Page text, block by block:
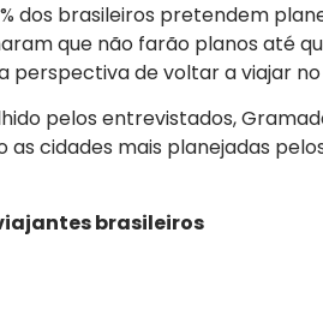
dos brasileiros pretendem
que não farão planos até
perspectiva de voltar a viajar
pelos entrevistados,
cidades mais planejadas
brasileiros